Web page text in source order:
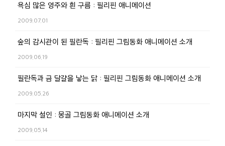
욕심 많은 영주와 흰 구름 : 필리핀 애니메이션
2009.07.01
숲의 감시관이 된 필란독 : 필리핀 그림동화 애니메이션 소개
2009.06.19
필란독과 금 달걀을 낳는 닭 : 필리핀 그림동화 애니메이션 소개
2009.05.26
마지막 설인 : 몽골 그림동화 애니메이션 소개
2009.05.14